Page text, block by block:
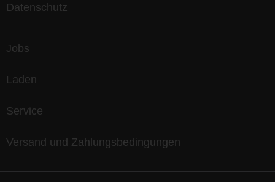
Datenschutz
Jobs
Laden
Service
Versand und Zahlungsbedingungen